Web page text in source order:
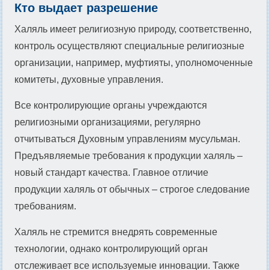
Кто выдает разрешение
Халяль имеет религиозную природу, соответственно,
контроль осуществляют специальные религиозные
организации, например, муфтияты, уполномоченные
комитеты, духовные управления.
Все контролирующие органы учреждаются
религиозными организациями, регулярно
отчитываться Духовным управлениям мусульман.
Предъявляемые требования к продукции халяль –
новый стандарт качества. Главное отличие
продукции халяль от обычных – строгое следование
требованиям.
Халяль не стремится внедрять современные
технологии, однако контролирующий орган
отслеживает все используемые инновации. Также